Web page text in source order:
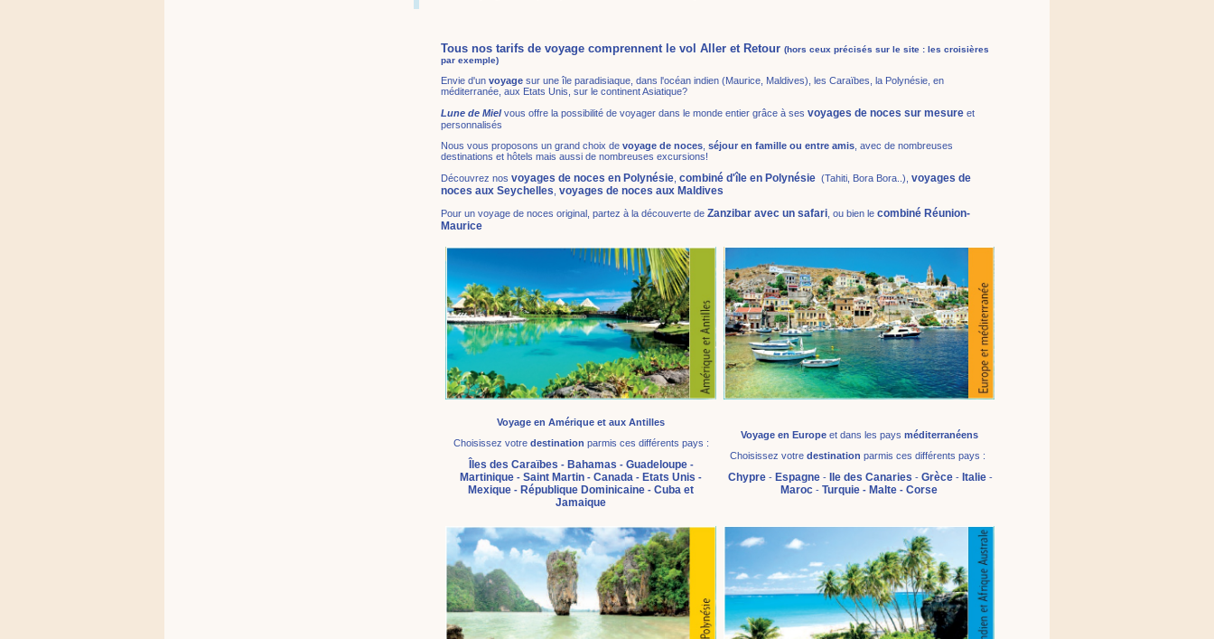
Tous nos tarifs de voyage comprennent le vol Aller et Retour (hors ceux précisés sur le site : les croisières
par exemple)
Envie d'un voyage sur une île paradisiaque, dans l'océan indien (Maurice, Maldives), les Caraïbes, la Polynésie, en
méditerranée, aux Etats Unis, sur le continent Asiatique?
Lune de Mielvous offre la possibilité de voyager dans le monde entier grâce à ses voyages de noces sur mesure et
personnalisés
Nous vous proposons un grand choix de voyage de noces séjour en famille ou entre amis , avec de nombreuses
destinations et hôtels mais aussi de nombreuses excursions!
Découvrez nos voyages de noces en Polynésie combiné d'île en Polynésie (Tahiti, Bora Bora..), voyages de
noces aux Seychelles voyages de noces aux Maldives
Pour un voyage de noces original, partez à la découverte de Zanzibar avec un safari , ou bien le combiné Réunion-
Maurice
Voyage en Amérique et aux Antilles
Choisissez votre destination parmis ces différents pays :
Îles des Caraïbes - Bahamas - Guadeloupe-
Martinique - Saint Martin - Canada - Etats Unis -
Mexique - République Dominicaine - Cuba et
Jamaique
Voyage en Europeet dans les pays méditerranéens
Choisissez votre destination parmis ces différents pays :
Chypre - Espagne - Ile des Canaries - Grèce - Italie -
Maroc - Turquie - Malte - Corse